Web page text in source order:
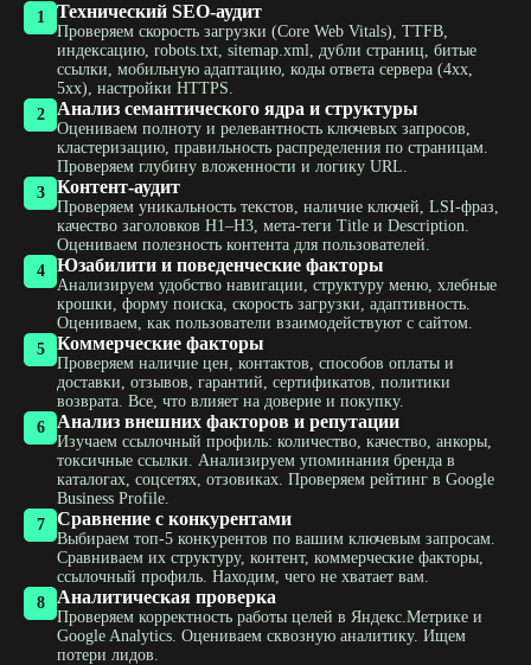
1 Технический SEO-аудит
Проверяем скорость загрузки (Core Web Vitals), TTFB,
индексацию, robots.txt, sitemap.xml, дубли страниц, битые
ссылки, мобильную адаптацию, коды ответа сервера (4xx,
5xx), настройки HTTPS.
2
Анализ семантического ядра и структуры
Оцениваем полноту и релевантность ключевых запросов,
кластеризацию, правильность распределения по страницам.
Проверяем глубину вложенности и логику URL.
3
Контент-аудит
Проверяем уникальность текстов, наличие ключей, LSI-фраз,
качество заголовков H1–H3, мета-теги Title и Description.
Оцениваем полезность контента для пользователей.
4
Юзабилити и поведенческие факторы
Анализируем удобство навигации, структуру меню, хлебные
крошки, форму поиска, скорость загрузки, адаптивность.
Оцениваем, как пользователи взаимодействуют с сайтом.
5
Коммерческие факторы
Проверяем наличие цен, контактов, способов оплаты и
доставки, отзывов, гарантий, сертификатов, политики
возврата. Все, что влияет на доверие и покупку.
6
Анализ внешних факторов и репутации
Изучаем ссылочный профиль: количество, качество, анкоры,
токсичные ссылки. Анализируем упоминания бренда в
каталогах, соцсетях, отзовиках. Проверяем рейтинг в Google
Business Profile.
7
Сравнение с конкурентами
Выбираем топ-5 конкурентов по вашим ключевым запросам.
Сравниваем их структуру, контент, коммерческие факторы,
ссылочный профиль. Находим, чего не хватает вам.
8
Аналитическая проверка
Проверяем корректность работы целей в Яндекс.Метрике и
Google Analytics. Оцениваем сквозную аналитику. Ищем
потери лидов.